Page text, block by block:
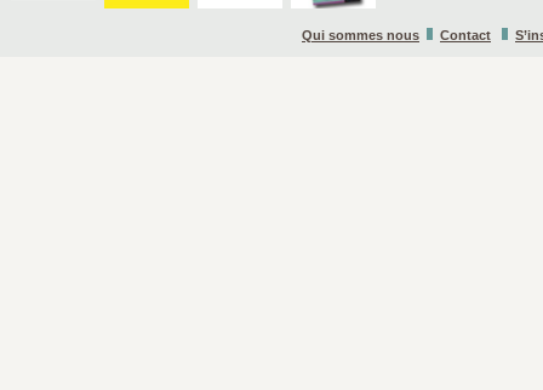
Qui sommes nous Contact